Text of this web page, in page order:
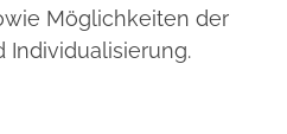
Möglichkeiten der
Individualisierung.